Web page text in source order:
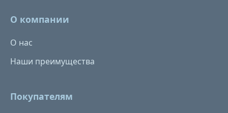
О компании
О нас
Наши преимущества
Покупателям